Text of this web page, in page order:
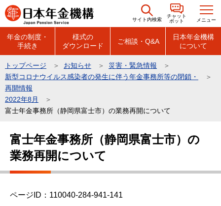
こ
の
の
先
頭
で
サイト内検索
チャット
ボット
メニュー
年金の制度・
手続き
様式の
ダウンロード
ご相談・Q&A
日本年金機構
について
トップページ お知らせ
災害・緊急情報
新型コロナウイルス感染者の発生に伴う年金事務所等の閉鎖・
再開情報
2022年8月
富士年金事務所（静岡県富士市）の業務再開について
富士年金事務所（静岡県富士市）の
業務再開について
ページID：110040-284-941-141